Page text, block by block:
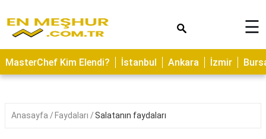
ASTROLOJİ
SAĞLIK
☰
MasterChef Kim Elendi? İstanbul Ankara İzmir
Anasayfa Faydaları Salatanın faydaları